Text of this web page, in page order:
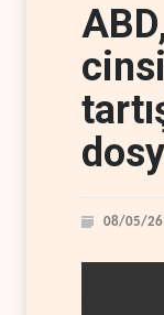
08/05/26